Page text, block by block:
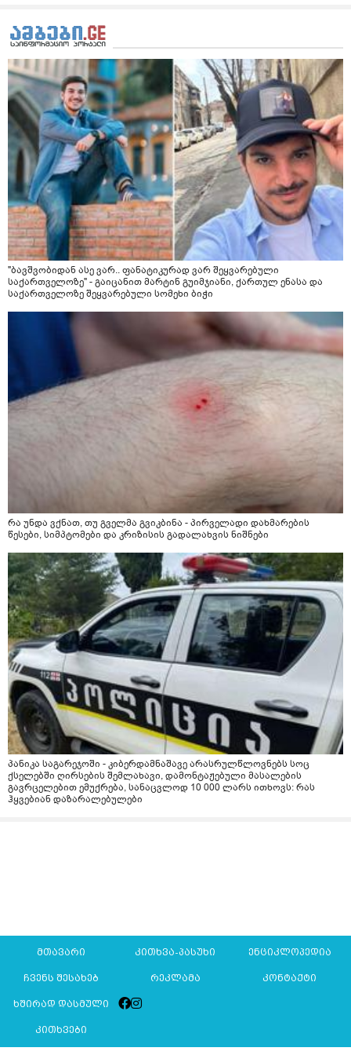
"ბავშვობიდან ასე ვარ.. ფანატიკურად ვარ შეყვარებული
საქართველოზე" - გაიცანით მარტინ გუიმჯიანი, ქართულ ენასა და
საქართველოზე შეყვარებული სომეხი ბიჭი
რა უნდა ვქნათ, თუ გველმა გვიკბინა - პირველადი დახმარების
წესები, სიმპტომები და კრიზისის გადალახვის ნიშნები
პანიკა საგარეჯოში - კიბერდამნაშავე არასრულწლოვნებს სოც
ქსელებში ღირსების შემლახავი, დამონტაჟებული მასალების
გავრცელებით ემუქრება, სანაცვლოდ 10 000 ლარს ითხოვს: რას
ჰყვებიან დაზარალებულები
მთავარი კითხვა-პასუხი ენციკლოპედია
ჩვენს შესახებ რეკლამა კონტაქტი
ხშირად დასმული
კითხვები